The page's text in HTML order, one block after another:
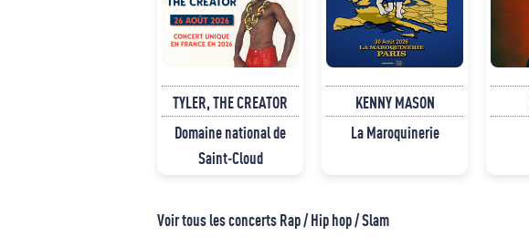
TYLER, THE CREATOR
Domaine national de
Saint-Cloud
KENNY MASON
La Maroquinerie
Voir tous les concerts Rap / Hip hop / Slam